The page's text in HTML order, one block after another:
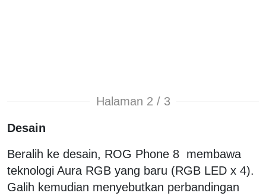
Halaman 2 / 3
Desain
Beralih ke desain, ROG Phone 8 membawa
teknologi Aura RGB yang baru (RGB LED x 4).
Galih kemudian menyebutkan perbandingan